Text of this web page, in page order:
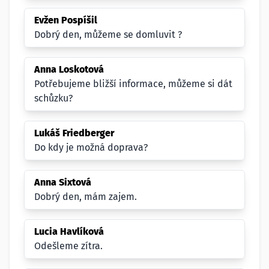
Evžen Pospíšil
Dobrý den, můžeme se domluvit ?
Anna Loskotová
Potřebujeme bližší informace, můžeme si dát
schůzku?
Lukáš Friedberger
Do kdy je možná doprava?
Anna Sixtová
Dobrý den, mám zajem.
Lucia Havlíková
Odešleme zítra.